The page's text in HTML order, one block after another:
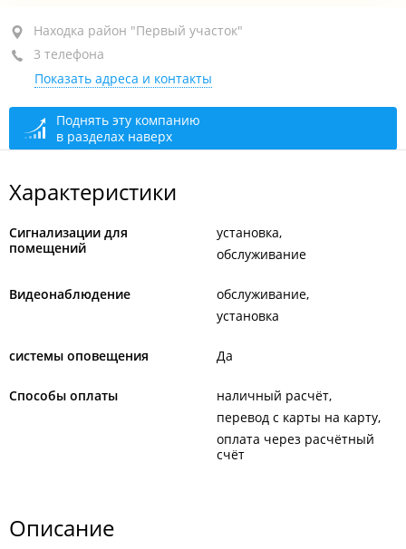
Находка, район "Первый участок", ул. Пирогова, 46
1-й этаж
+7 (4236) 62-42-58
+7 (4236) 62-40-55
+7 924 124-00-01
Находка район "Первый участок"
3 телефона
Показать адреса и контакты
Поднять эту компанию
в разделах наверх
Характеристики
Сигнализации для
помещений
установка
обслуживание
Видеонаблюдение
обслуживание
установка
системы оповещения Да
Способы оплаты
наличный расчёт
перевод с карты на карту
оплата через расчётный
счёт
Описание